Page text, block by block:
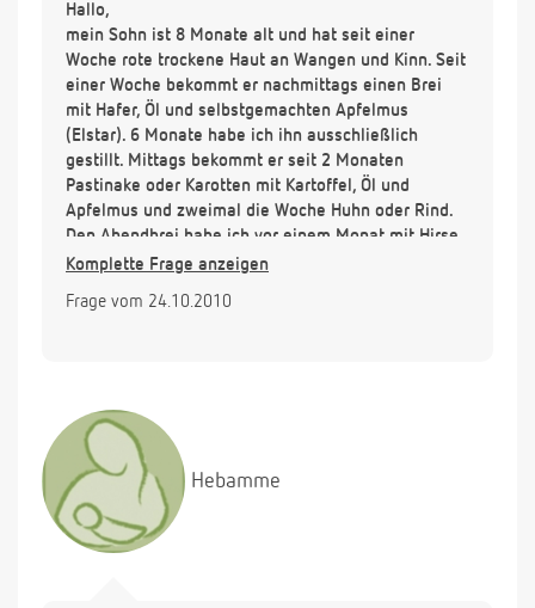
Hallo,
mein Sohn ist 8 Monate alt und hat seit einer
Woche rote trockene Haut an Wangen und Kinn. Seit
einer Woche bekommt er nachmittags einen Brei
mit Hafer, Öl und selbstgemachten Apfelmus
(Elstar). 6 Monate habe ich ihn ausschließlich
gestillt. Mittags bekommt er seit 2 Monaten
Pastinake oder Karotten mit Kartoffel, Öl und
Apfelmus und zweimal die Woche Huhn oder Rind.
Den Abendbrei habe ich vor einem Monat mit Hirse,
Wasser, Mandelmus, Öl und Apfelmus eingeführt.
ausgelöst hat? Ich überlege, den Hafer durch Hirse
seit 6 Monaten rote empfindliche Halsfalten, die
unser Kinderarzt jedoch unbedenklich findet. Ich
creme diese Falten mit Physiogel A.I. ein. Soll ich
die Wangen mit einer Wetterschutzcreme z. B. von
Weleda eincremen oder ist weniger mehr?
Vielen Dank im voraus
Komplette Frage anzeigen
Frage vom 24.10.2010
Hebamme